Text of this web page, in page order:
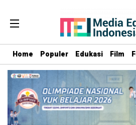
Home Populer Edukasi Film